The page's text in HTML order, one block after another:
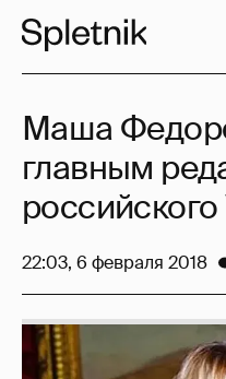
Маша
главным
22:03, 6 февраля 2018